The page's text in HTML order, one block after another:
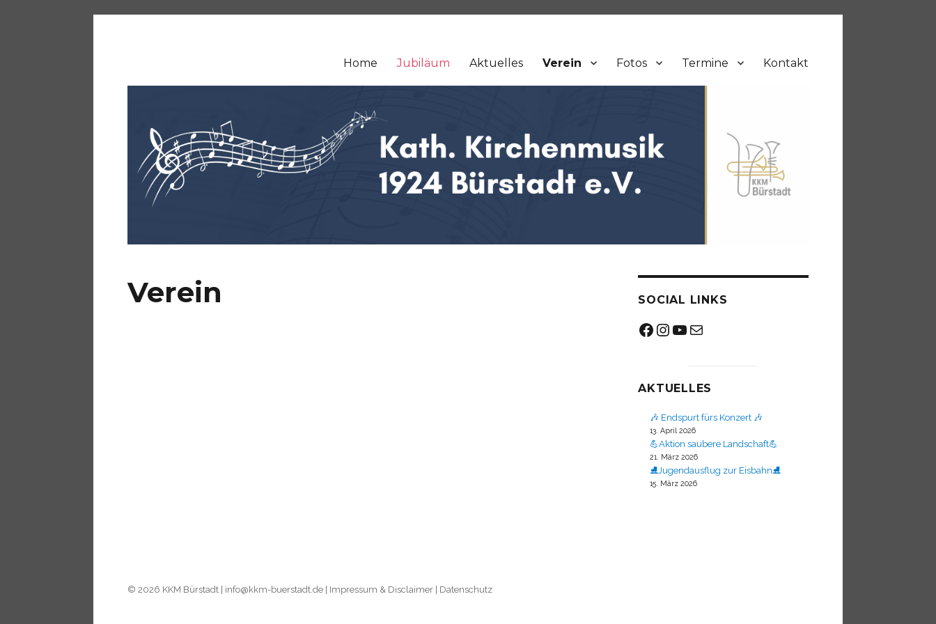
Home Jubiläum Aktuelles Verein Fotos Termine Kontakt
Verein SOCIAL LINKS
Facebook
Instagram
YouTube
Mail
AKTUELLES
🎶 Endspurt fürs Konzert 🎶
13. April 2026
💪Aktion saubere Landschaft💪
21. März 2026
⛸️Jugendausflug zur Eisbahn⛸️
15. März 2026
© 2026 KKM Bürstadt info@kkm-buerstadt.de Impressum & Disclaimer Datenschutz